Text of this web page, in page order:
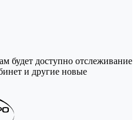
будет доступно отслеживание
и другие новые